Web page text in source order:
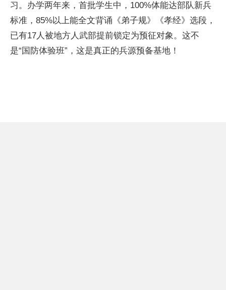
习。办学两年来，首批学生中，100%体能达部队新兵
标准，85%以上能全文背诵《弟子规》《孝经》选段，
已有17人被地方人武部提前锁定为预征对象。这不
是“国防体验班”，这是真正的兵源预备基地！